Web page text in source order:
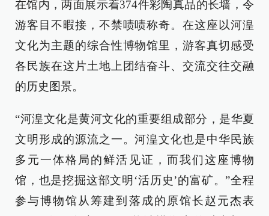
在馆内，两面展示着374件彩陶真品的长墙，令
游客目不暇接，不禁啧啧称奇。在这座以河湟
文化为主题的综合性博物馆里，游客真切感受
各民族在这片土地上团结奋斗、交流交往交融
的历史图景。
“河湟文化是黄河文化的重要组成部分，是华夏
文明形成的源流之一。河湟文化也是中华民族
多元一体格局的鲜活见证，而我们这座博物
馆，也是挖掘这部文明‘活历史’的富矿。”全程
参与博物馆从筹建到落成的原馆长赵元杰表